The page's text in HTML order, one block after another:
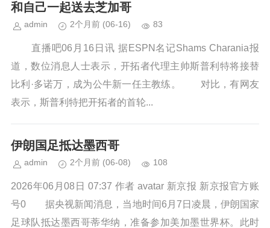
和自己一起送去芝加哥
admin 2个月前 (06-16) 83
直播吧06月16日讯 据ESPN名记Shams Charania报
道，数位消息人士表示，开拓者代理主帅斯普利特将接替
比利·多诺万，成为公牛新一任主教练。 对比，有网友
表示，斯普利特把开拓者的首轮...
伊朗国足抵达墨西哥
admin 2个月前 (06-08) 108
2026年06月08日 07:37 作者 avatar 新京报 新京报官方账
号0 据央视新闻消息，当地时间6月7日凌晨，伊朗国家
足球队抵达墨西哥蒂华纳，准备参加美加墨世界杯。此时